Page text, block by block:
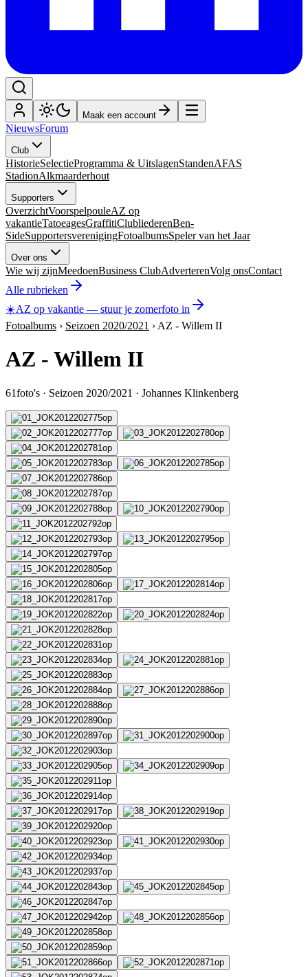
Maak een account
NieuwsForum
Club
HistorieSelectieProgramma & UitslagenStandenAFAS
StadionAlkmaarderhout
Supporters
OverzichtVoorspelpouleAZ op
vakantieTatoeagesGraffitiClubliederenBen-
SideSupportersverenigingFotoalbumsSpeler van het Jaar
Over ons
Wie wij zijnMeedoenBusiness ClubAdverterenVolg onsContact
Alle rubrieken
☀️AZ op vakantie — stuur je zomerfoto in
Fotoalbums › Seizoen 2020/2021 › AZ - Willem II
AZ - Willem II
61foto's · Seizoen 2020/2021 · Johannes Klinkenberg